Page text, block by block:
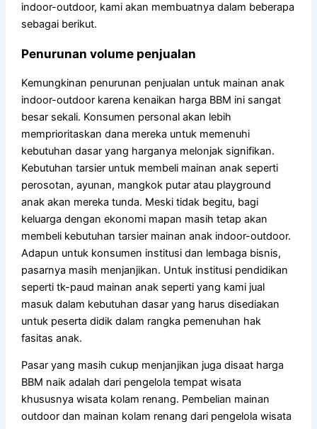
indoor-outdoor, kami akan membuatnya dalam beberapa
sebagai berikut.
Penurunan volume penjualan
Kemungkinan penurunan penjualan untuk mainan anak
indoor-outdoor karena kenaikan harga BBM ini sangat
besar sekali. Konsumen personal akan lebih
memprioritaskan dana mereka untuk memenuhi
kebutuhan dasar yang harganya melonjak signifikan.
Kebutuhan tarsier untuk membeli mainan anak seperti
perosotan, ayunan, mangkok putar atau playground
anak akan mereka tunda. Meski tidak begitu, bagi
keluarga dengan ekonomi mapan masih tetap akan
membeli kebutuhan tarsier mainan anak indoor-outdoor.
Adapun untuk konsumen institusi dan lembaga bisnis,
pasarnya masih menjanjikan. Untuk institusi pendidikan
seperti tk-paud mainan anak seperti yang kami jual
masuk dalam kebutuhan dasar yang harus disediakan
untuk peserta didik dalam rangka pemenuhan hak
fasitas anak.
Pasar yang masih cukup menjanjikan juga disaat harga
BBM naik adalah dari pengelola tempat wisata
khususnya wisata kolam renang. Pembelian mainan
outdoor dan mainan kolam renang dari pengelola wisata